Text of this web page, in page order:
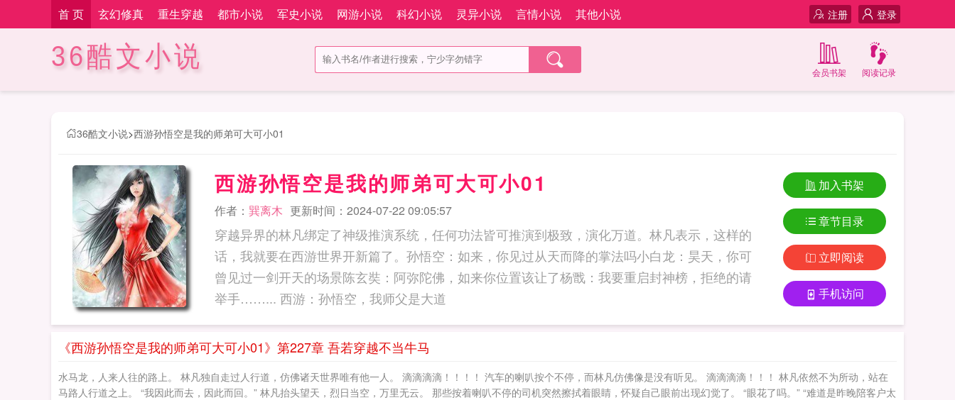
首 页 玄幻修真 重生穿越 都市小说 军史小说 网游小说 科幻小说 灵异小说 言情小说 其他小说 登录
注册
36酷文小说 阅读记录
会员书架
36酷文小说>西游孙悟空是我的师弟可大可小01
西游孙悟空是我的师弟可大可小01
作者： 巽离木 更新时间：2024-07-22 09:05:57
穿越异界的林凡绑定了神级推演系统，任何功法皆可推演到极致，演化万道。林凡表示，这样的
话，我就要在西游世界开新篇了。孙悟空：如来，你见过从天而降的掌法吗小白龙：昊天，你可
曾见过一剑开天的场景陈玄奘：阿弥陀佛，如来你位置该让了杨戬：我要重启封神榜，拒绝的请
举手……... 西游：孙悟空，我师父是大道
加入书架
章节目录
立即阅读
手机访问
《西游孙悟空是我的师弟可大可小01》第227章 吾若穿越不当牛马
水马龙，人来人往的路上。 林凡独自走过人行道，仿佛诸天世界唯有他一人。 滴滴滴滴！！！！ 汽车的喇叭按个不停，而林凡仿佛像是没有听见。 滴滴滴滴！！！ 林凡依然不为所动，站在
马路人行道之上。 “我因此而去，因此而回。” 林凡抬头望天，烈日当空，万里无云。 那些按着喇叭不停的司机突然擦拭着眼睛，怀疑自己眼前出现幻觉了。 “眼花了吗。” “难道是昨晚陪客户太